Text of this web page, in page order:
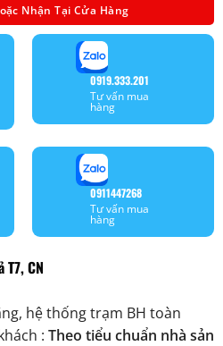
Nhận Tại Cửa Hàng
0919.333.201
Tư vấn mua
hàng
0911447268
Tư vấn mua
hàng
T7, CN
hệ thống trạm BH toàn
: Theo tiểu chuẩn nhà sản